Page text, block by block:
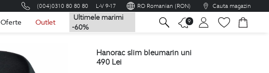
(004)0310 80 80 80 L-V 9-17 RO Romanian (RON) Cauta magazin
Oferte Outlet
Ultimele marimi
-60%
9
Romana
hanorac slim bleumarin uni
490 Lei